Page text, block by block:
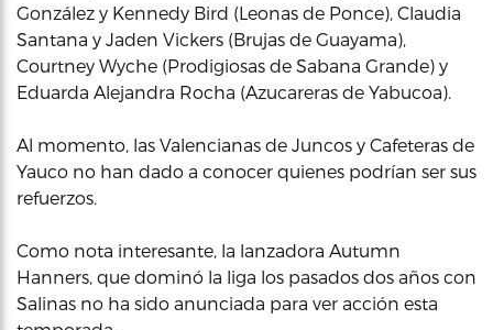
González y Kennedy Bird (Leonas de Ponce), Claudia
Santana y Jaden Vickers (Brujas de Guayama),
Courtney Wyche (Prodigiosas de Sabana Grande) y
Eduarda Alejandra Rocha (Azucareras de Yabucoa).
Al momento, las Valencianas de Juncos y Cafeteras de
Yauco no han dado a conocer quienes podrían ser sus
refuerzos.
Como nota interesante, la lanzadora Autumn
Hanners, que dominó la liga los pasados dos años con
Salinas no ha sido anunciada para ver acción esta